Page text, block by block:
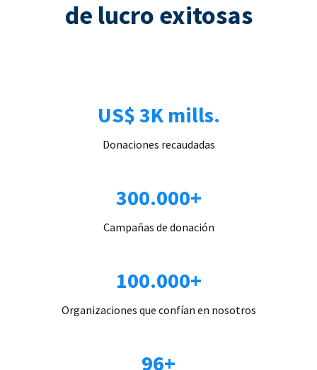
de lucro exitosas
US$ 3K mills.
Donaciones recaudadas
300.000+
Campañas de donación
100.000+
Organizaciones que confían en nosotros
96+